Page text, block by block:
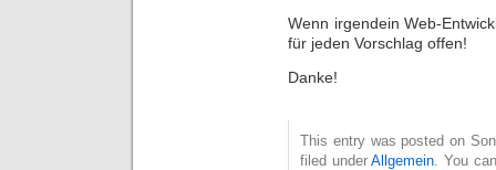
Wenn irgendein Web-
für jeden Vorschlag offen!
Danke!
This entry was posted on
filed underAllgemein . You